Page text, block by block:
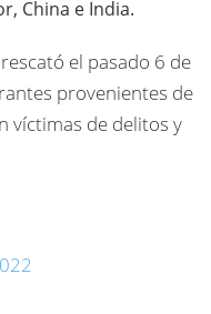
China e India.
rescató el pasado 6 de
provenientes de
víctimas de delitos y